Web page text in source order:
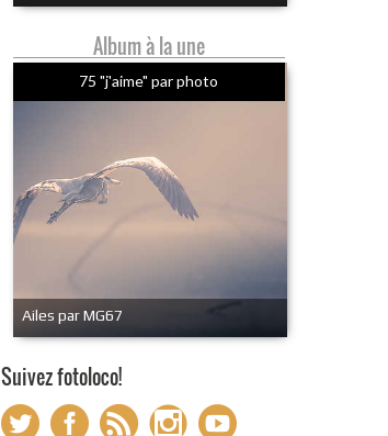
Album à la une
75 "j'aime" par photo
Ailes par MG67
Suivez fotoloco!